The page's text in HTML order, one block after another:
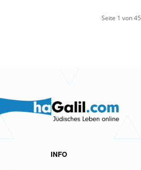
Seite 1 von 45
INFO